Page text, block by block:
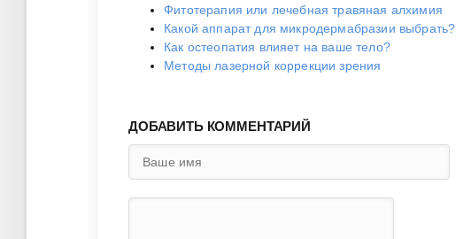
Фитотерапия или лечебная травяная алхимия
Какой аппарат для микродермабразии выбрать?
Как остеопатия влияет на ваше тело?
Методы лазерной коррекции зрения
ДОБАВИТЬ КОММЕНТАРИЙ